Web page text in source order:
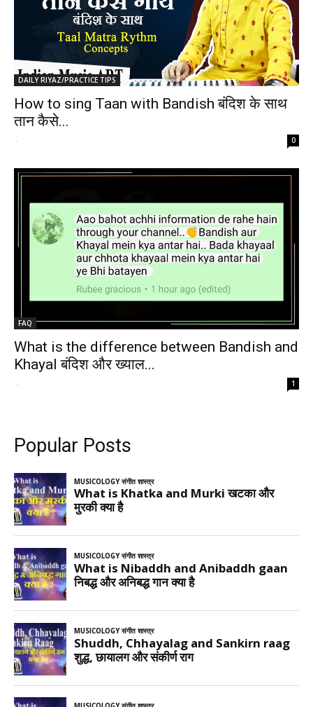
DAILY RIYAZ/PRACTICE TIPS
How to sing Taan with Bandish बंदिश के साथ
तान कैसे...
- 0
FAQ
What is the difference between Bandish and
Khayal बंदिश और ख्याल...
- 1
Popular Posts